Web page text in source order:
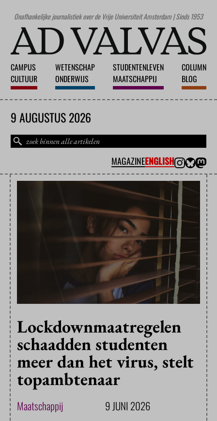
Onafhankelijke journalistiek over de Vrije Universiteit Amsterdam | Sinds 1953
CAMPUS
CULTUUR
WETENSCHAP
ONDERWIJS
STUDENTENLEVEN
MAATSCHAPPIJ
COLUMN
BLOG
9 AUGUSTUS 2026
MAGAZINEENGLISH
Lockdownmaatregelen
schaadden studenten
meer dan het virus, stelt
topambtenaar
Maatschappij 9 JUNI 2026